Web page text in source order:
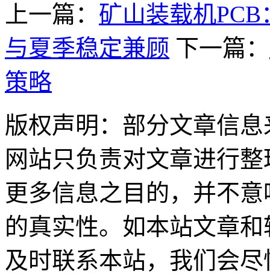
上一篇： 矿山装载机
与夏季稳定兼顾 下一篇：
策略
版权声明：部分文章信
网站只负责对文章进行
更多信息之目的，并不
的真实性。如本站文章
及时联系本站，我们会